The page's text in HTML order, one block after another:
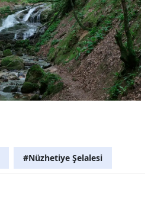
Mardin
Muğla
Muş
Nevşehir
#Nüzhetiye Şelalesi